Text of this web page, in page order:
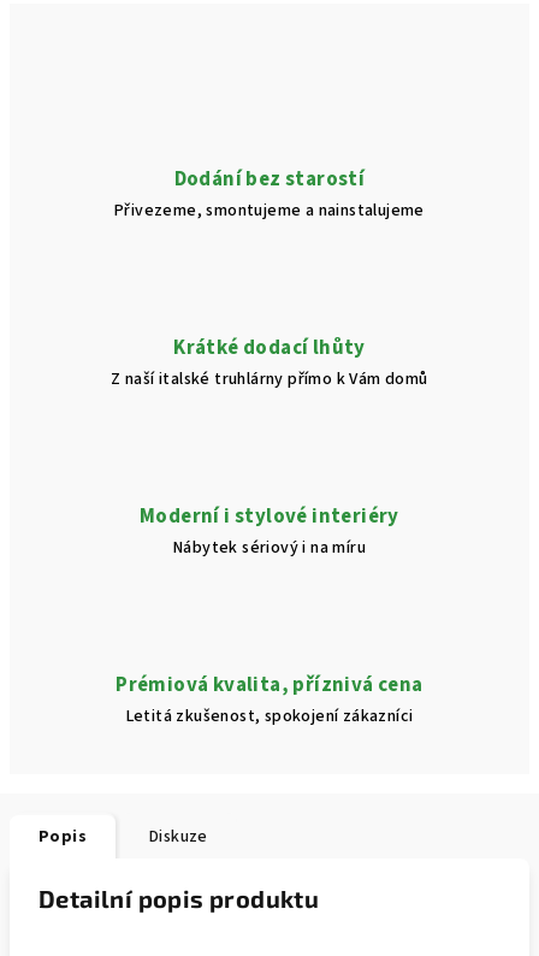
Dodání bez starostí
Přivezeme, smontujeme a nainstalujeme
Krátké dodací lhůty
Z naší italské truhlárny přímo k Vám domů
Moderní i stylové interiéry
Nábytek sériový i na míru
Prémiová kvalita, příznivá cena
Letitá zkušenost, spokojení zákazníci
Popis Diskuze
Detailní popis produktu